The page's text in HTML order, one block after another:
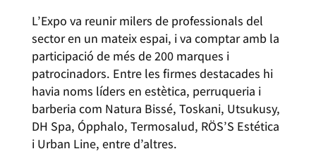
L’Expo va reunir milers de professionals del
sector en un mateix espai, i va comptar amb la
participació de més de 200 marques i
patrocinadors. Entre les firmes destacades hi
havia noms líders en estètica, perruqueria i
barberia com Natura Bissé, Toskani, Utsukusy,
DH Spa, Ópphalo, Termosalud, RÖS’S Estética
i Urban Line, entre d’altres.